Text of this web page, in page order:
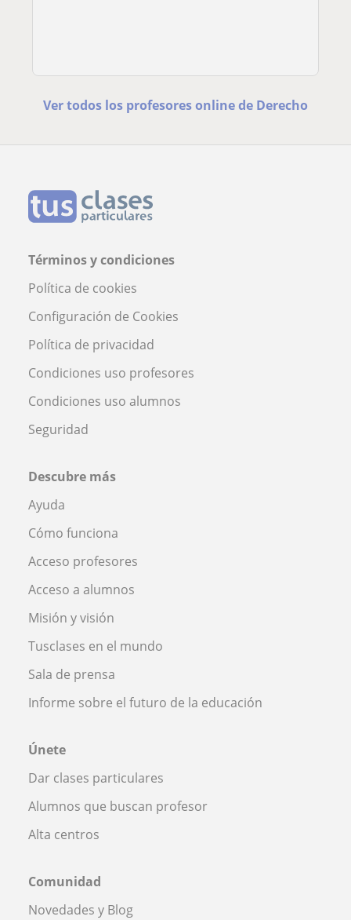
Ver todos los profesores online de Derecho
Términos y condiciones
Política de cookies
Configuración de Cookies
Política de privacidad
Condiciones uso profesores
Condiciones uso alumnos
Seguridad
Descubre más
Ayuda
Cómo funciona
Acceso profesores
Acceso a alumnos
Misión y visión
Tusclases en el mundo
Sala de prensa
Informe sobre el futuro de la educación
Únete
Dar clases particulares
Alumnos que buscan profesor
Alta centros
Comunidad
Novedades y Blog